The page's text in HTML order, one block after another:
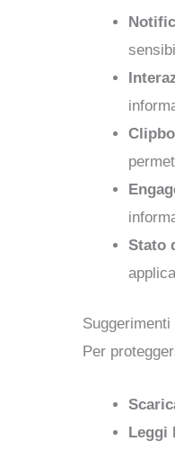
Stato
Per
Leggi